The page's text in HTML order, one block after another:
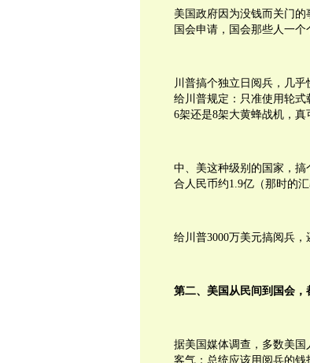
美国政府因为没钱而关门
国会申请，国会那些人一
川普搞个独立日阅兵，几
给川普规定：只准使用轮
6架还是8架大黄蜂战机，真
中、美这种级别的国家，
合人民币约1.9亿（那时的
给川普3000万美元搞阅兵
第二、美国从民间到国会，
据美国媒体调查，多数美
客气：总统应该用阅兵的